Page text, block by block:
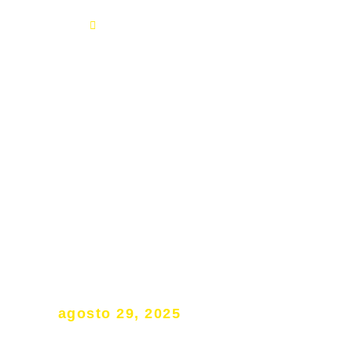
agosto 29, 2025